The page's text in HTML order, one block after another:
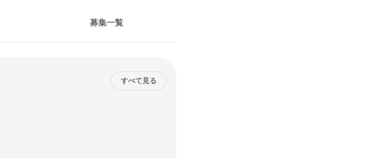
募集一覧
すべて見る